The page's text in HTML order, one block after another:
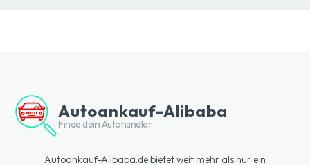
Autoankauf-Alibaba
Finde dein Autohändler
Autoankauf-Alibaba.de bietet weit mehr als nur ein